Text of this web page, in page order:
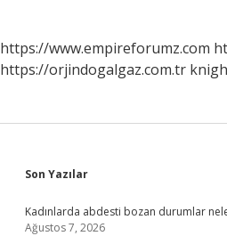
https://www.empireforumz.com
https://orjindogalgaz.com.tr
Sidebar
Son Yazılar
Kadınlarda abdesti bozan durumlar
Ağustos 7, 2026